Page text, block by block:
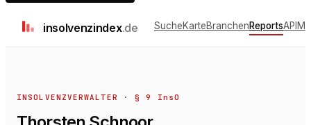
insolvenzindex.de SucheKarteBranchenReportsAPI
INSOLVENZVERWALTER · § 9 InsO